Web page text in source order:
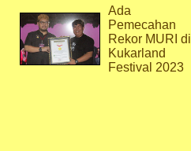
Ada
Pemecahan
Rekor MURI di
Kukarland
Festival 2023